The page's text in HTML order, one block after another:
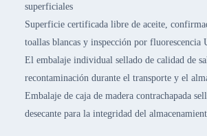
superficiales
Superficie certificada libre de aceite,
toallas blancas y inspección por fluorescencia
El embalaje individual sellado de calidad de
recontaminación durante el transporte y el
Embalaje de caja de madera contrachapada
desecante para la integridad del